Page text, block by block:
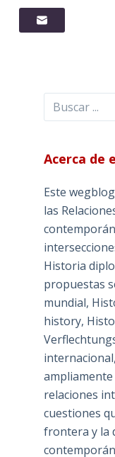
Buscar
Acerca de
Este
las
Historia
propuestas
mundial,
history,
relaciones
cuestiones
frontera y la